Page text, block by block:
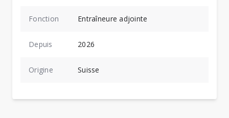
Fonction Entraîneure adjointe
Depuis 2026
Origine Suisse